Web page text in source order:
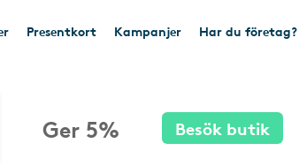
Presentkort Kampanjer Har du företag?
Ger 5% Besök butik